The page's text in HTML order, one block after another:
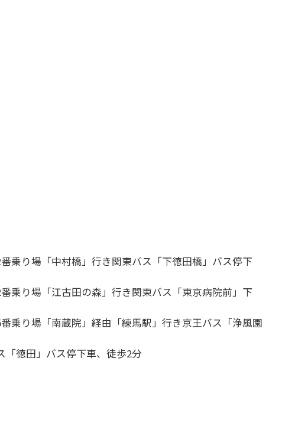
乗り場「中村橋」行き関東バス「下徳田橋」バス停下
乗り場「江古田の森」行き関東バス「東京病院前」下
乗り場「南蔵院」経由「練馬駅」行き京王バス「浄風園
「徳田」バス停下車、徒歩2分